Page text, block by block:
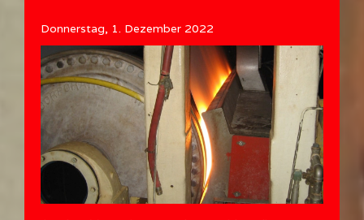
Donnerstag, 1. Dezember 2022